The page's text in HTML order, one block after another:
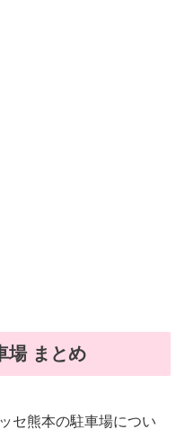
場 まとめ
セ熊本の駐車場につい